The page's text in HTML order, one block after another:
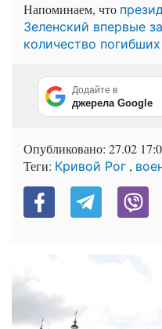
Напоминаем, что
Зеленский впервые
количество
Додайте в
джерела Google
Опубликовано: 27.02
Теги: Кривой Рог ,